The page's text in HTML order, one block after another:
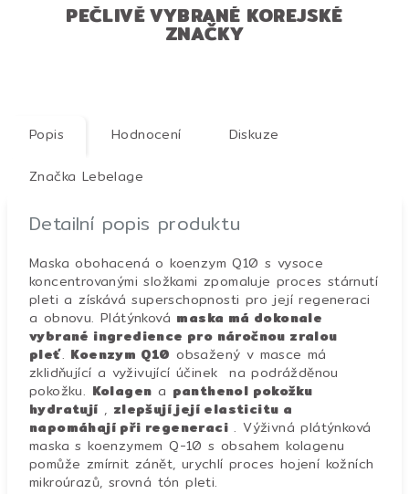
PEČLIVĚ VYBRANÉ KOREJSKÉ
ZNAČKY
Popis Hodnocení Diskuze
Značka Lebelage
Detailní popis produktu
Maska obohacená o koenzym Q10 s vysoce
koncentrovanými složkami zpomaluje proces stárnutí
pleti a získává superschopnosti pro její regeneraci
a obnovu. Plátýnková maska ​​má dokonale
vybrané ingredience pro náročnou zralou
pleť. Koenzym Q10 obsažený v masce má
zklidňující a vyživující účinek na podrážděnou
pokožku. Kolagen a panthenol pokožku
hydratují , zlepšují její elasticitu a
napomáhají při regeneraci . Výživná plátýnková
maska ​​s koenzymem Q-10 s obsahem kolagenu
pomůže zmírnit zánět, urychlí proces hojení kožních
mikroúrazů, srovná tón pleti.